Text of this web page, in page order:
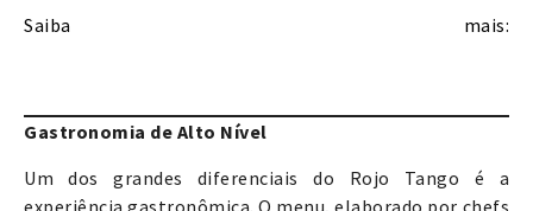
Saiba mais:
Gastronomia de Alto Nível
Um dos grandes diferenciais do Rojo Tango é a
experiência gastronômica. O menu, elaborado por chefs